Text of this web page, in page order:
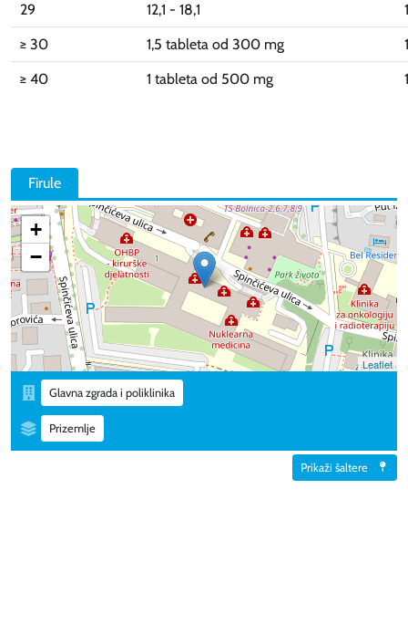
29
12,1 - 18,1
≥ 30
1,5 tableta od 300 mg
≥ 40
1 tableta od 500 mg
Firule
+
−
Leaflet
Glavna zgrada i poliklinika
Prizemlje
Prikaži šaltere